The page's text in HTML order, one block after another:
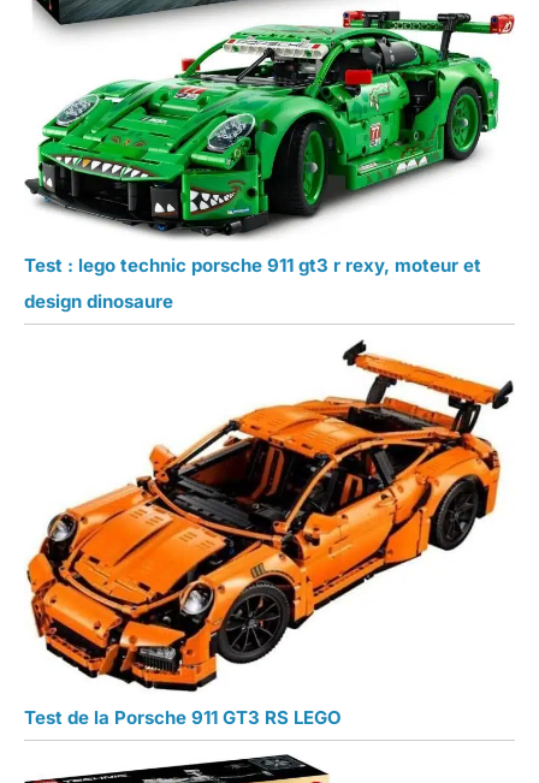
Test : lego technic porsche 911 gt3 r rexy, moteur et
design dinosaure
Test de la Porsche 911 GT3 RS LEGO